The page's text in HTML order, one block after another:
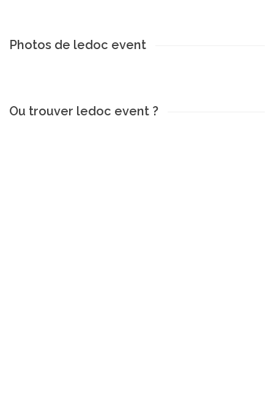
Photos de ledoc event
Ou trouver ledoc event ?